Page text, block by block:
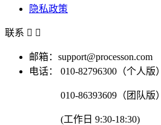
隐私政策
联系  
邮箱：support@processon.com
电话：
010-82796300（个人版）
010-86393609（团队版）
(工作日 9:30-18:30)